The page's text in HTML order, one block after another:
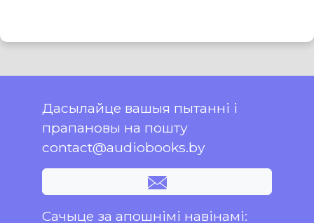
Дасылайце вашыя пытанні і
прапановы на пошту
contact@audiobooks.by
Сачыце за апошнімі навінамі: